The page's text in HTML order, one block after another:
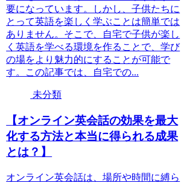
要になっています。しかし、子供たちに
とって英語を楽しく学ぶことは簡単では
ありません。そこで、自宅で子供が楽し
く英語を学べる環境を作ることで、学び
の場をより魅力的にすることが可能で
す。この記事では、自宅での...
未分類
【オンライン英会話の効果を最大
化する方法と本当に得られる成果
とは？】
オンライン英会話は、場所や時間に縛ら